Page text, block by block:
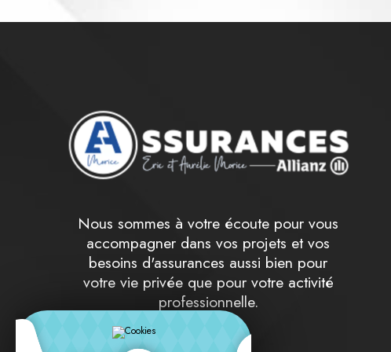
Nous sommes à votre écoute pour vous
accompagner dans vos projets et vos
besoins d'assurances aussi bien pour
votre vie privée que pour votre activité
professionnelle.